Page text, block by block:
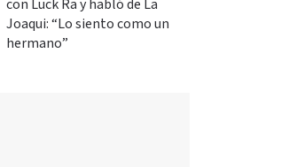
con Luck Ra y habló de La
Joaqui: “Lo siento como un
hermano”